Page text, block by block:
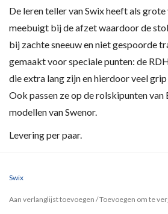
De leren teller van Swix heeft als
meebuigt bij de afzet waardoor de
bij zachte sneeuw en niet gespoorde
gemaakt voor speciale punten: de
die extra lang zijn en hierdoor veel grip
Ook passen ze op de rolskipunten van
modellen van Swenor.
Levering per paar.
Swix
Aan verlanglijst toevoegen /Toevoegen om te